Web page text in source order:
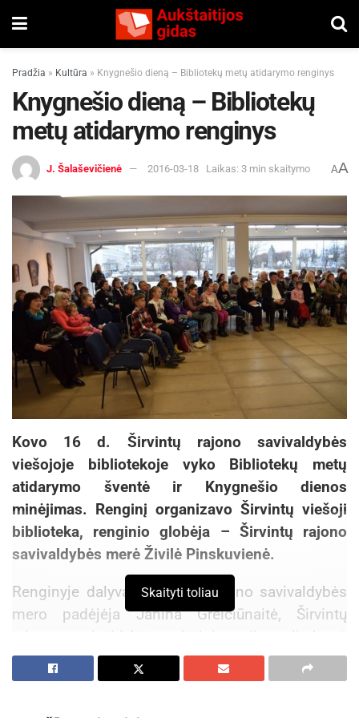
Pradžia » Kultūra » Knygnešio dieną – Bibliotekų metų atidarymo renginys
Knygnešio dieną – Bibliotekų
metų atidarymo renginys
J. Šalaševičienė 2016-03-18 Laikas: 3 min skaitymo AA
Kovo 16 d. Širvintų rajono savivaldybės
viešojoje bibliotekoje vyko Bibliotekų metų
atidarymo šventė ir Knygnešio dienos
minėjimas. Renginį organizavo Širvintų viešoji
biblioteka, renginio globėja – Širvintų rajono
savivaldybės merė Živilė Pinskuvienė.
Renginyje dalyvavo Širvintų rajono savivaldybės
mero padėjėja Janina Greiciūnaitė, Širvintų
rajono savivaldybės administracijos direktorė
Ingrida Baltušytė – Četrauskienė, Širvintų rajono
švietimo centro direktorė ir laikinai einanti Meno
Skaityti toliau